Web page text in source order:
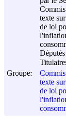
texte
de loi
Députés
Groupe:
texte
de loi